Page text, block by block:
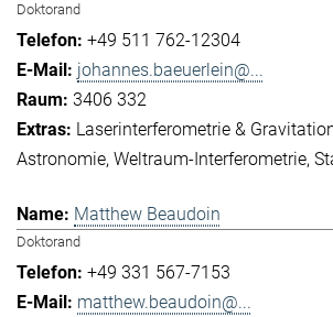
Doktorand
+49 511 762-12304
johannes.baeuerlein@...
3406 332
Laserinterferometrie &
Astronomie Weltraum-Interferometrie
Matthew Beaudoin
Doktorand
+49 331 567-7153
matthew.beaudoin@...